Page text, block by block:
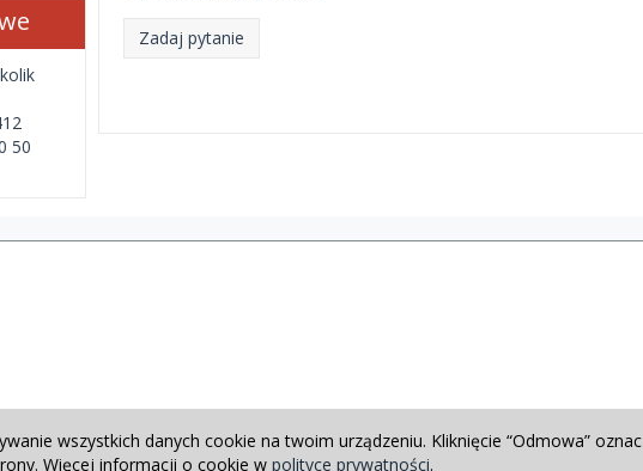
Zadaj pytanie
50
wszystkich danych cookie na twoim urządzeniu. Kliknięcie “Odmowa”
Więcej informacji o cookie w polityce prywatności.